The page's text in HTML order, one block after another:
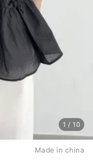
1 / 10
Made in china